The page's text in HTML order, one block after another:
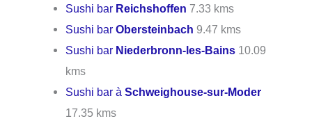
Sushi bar Reichshoffen 7.33 kms
Sushi barObersteinbach 9.47 kms
Sushi bar Niederbronn-les-Bains 10.09
kms
Sushi bar àSchweighouse-sur-Moder
17.35 kms